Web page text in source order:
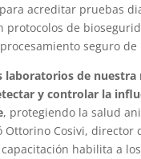
acreditar pruebas
protocolos de
seguro de
laboratorios de nuestra
y controlar la
, protegiendo la salud
Ottorino Cosivi, director
capacitación habilita a